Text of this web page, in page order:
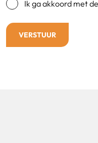
Ik ga akkoord met de